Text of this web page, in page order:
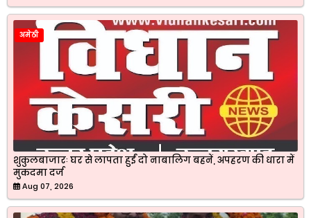
अमेठी
शुकुलबाजारः घर से लापता हुईं दो नाबालिग बहनें, अपहरण की धारा में
मुकदमा दर्ज
Aug 07, 2026